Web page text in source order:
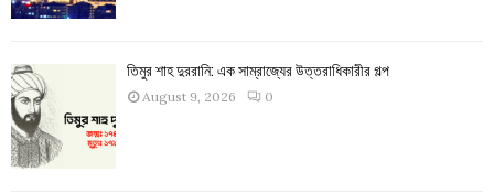
তিমুর শাহ দুররানি: এক সাম্রাজ্যের উত্তরাধিকারীর গল্প
August 9, 2026 0